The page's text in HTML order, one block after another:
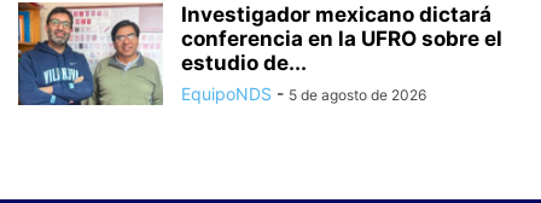
Investigador mexicano dictará
conferencia en la UFRO sobre el
estudio de...
EquipoNDS - 5 de agosto de 2026